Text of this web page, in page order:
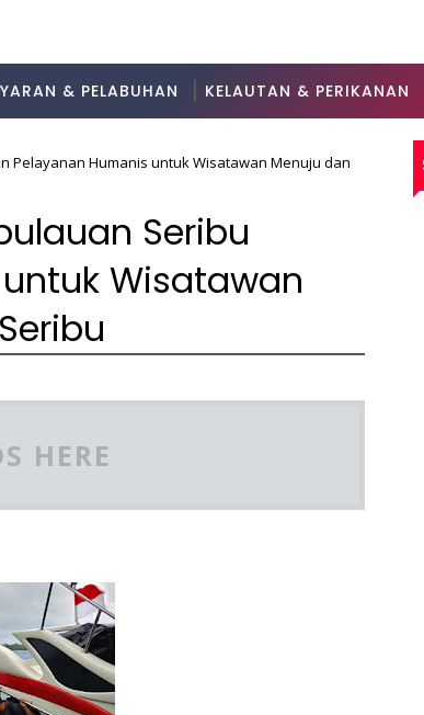
& PELABUHAN KELAUTAN & PERIKANAN
Pelayanan Humanis untuk Wisatawan Menuju dan
Seribu
Wisatawan
HERE